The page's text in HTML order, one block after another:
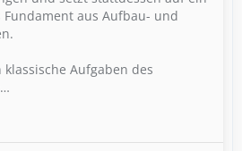
aus Aufbau- und
Aufgaben des